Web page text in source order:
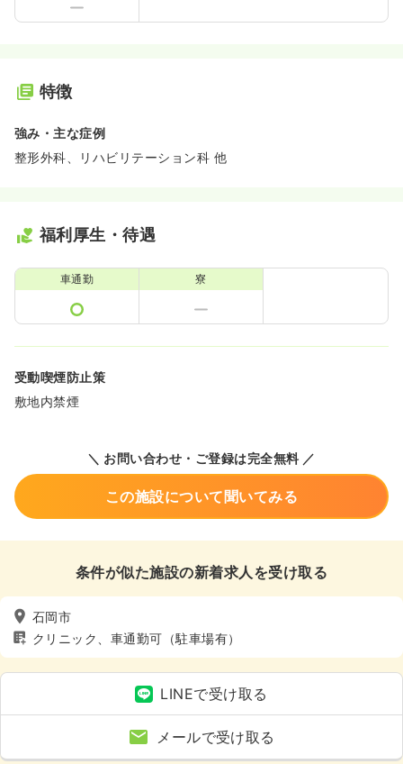
特徴
強み・主な症例
整形外科、リハビリテーション科 他
福利厚生・待遇
車通勤 寮
受動喫煙防止策
敷地内禁煙
＼ お問い合わせ・ご登録は完全無料 ／
この施設について聞いてみる
条件が似た施設の新着求人を受け取る
石岡市
クリニック、車通勤可（駐車場有）
LINEで受け取る
メールで受け取る